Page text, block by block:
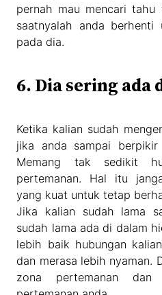
pernah mau mencari
saatnyalah anda berhenti
pada dia.
6. Dia sering ada
Ketika kalian sudah
jika anda sampai berpikir
Memang tak sedikit
pertemanan. Hal itu
yang kuat untuk tetap
Jika kalian sudah lama
sudah lama ada di dalam
lebih baik hubungan
dan merasa lebih nyaman.
zona pertemanan